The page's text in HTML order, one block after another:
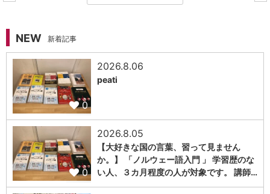
NEW 新着記事
0
2026.8.06
peati
0
2026.8.05
【大好きな国の言葉、習って見ません
か。】 「ノルウェー語入門 」 学習歴のな
い人、３カ月程度の人が対象です。 講師…